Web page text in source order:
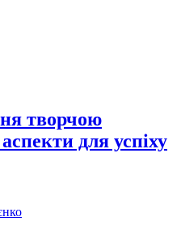
творчою
для успіху